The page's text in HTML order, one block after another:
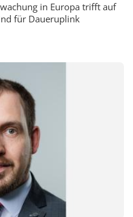
in Europa trifft auf
für Daueruplink